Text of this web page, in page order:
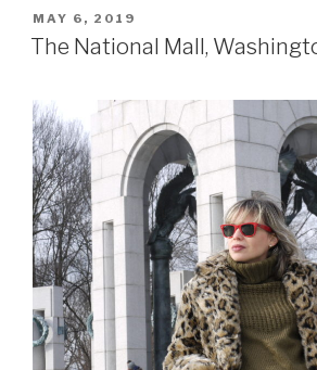
POSTED
ON
MAY 6, 2019
The National Mall,